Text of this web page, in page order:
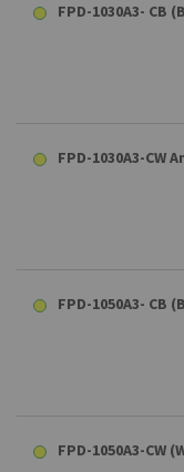
FPD-1030A3- CB
FPD-1030A3-
FPD-1050A3- CB
FPD-1050A3-CW